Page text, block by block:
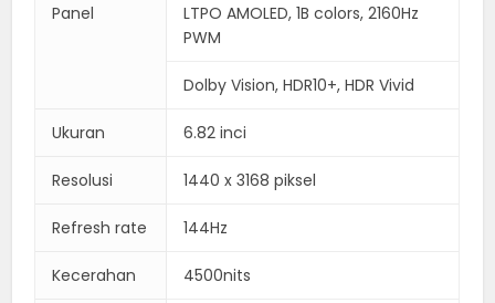
Panel
LTPO AMOLED, 1B colors, 2160Hz
PWM
Dolby Vision, HDR10+, HDR Vivid
Ukuran 6.82 inci
Resolusi 1440 x 3168 piksel
Refresh rate 144Hz
Kecerahan 4500nits